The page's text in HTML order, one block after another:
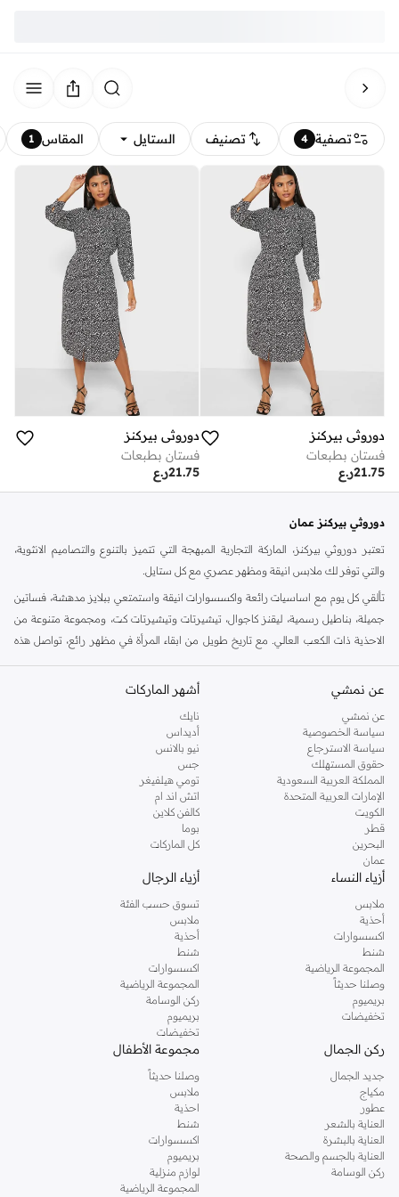
تصفية 4 تصنيف الستايل المقاس 1
دوروثي بيركنز
فستان بطبعات
ر.ع21.75
دوروثي بيركنز
فستان بطبعات
ر.ع21.75
دوروثي بيركنز عمان
تعتبر دوروثي بيركنز، الماركة التجارية المبهجة التي تتميز بالتنوع والتصاميم الانثوية،
والتي توفر لك ملابس انيقة ومظهر عصري مع كل ستايل.
تألقي كل يوم مع اساسيات رائعة واكسسوارات انيقة واستمتعي ببلايز مدهشة، فساتين
جميلة، بناطيل رسمية، ليقنز كاجوال، تيشيرتات وتيشيرتات كت، ومجموعة متنوعة من
الاحذية ذات الكعب العالي. مع تاريخ طويل من ابقاء المرأة في مظهر رائع، تواصل هذه
كنت تقومين بتجديد خزانة ملابسك الملائمة للعمل، البحث عن فستان مثالي للحفلات او
اليه.
تسوقي دوروثي بيركنز اون لاين مسقط
تسوقي دوروثي بيركنز اون لاين من نمشي واستمتعي باكثر من الف ستايل من مجموعة
دوروثي بيركنز الشهيرة. تصفحي المجموعة كاملة في متجر دوروثي بيركنز اون لاين او
استخدمي القائمة لتحديد تجربة تسوق دوروثي بيركنز اون لاين. خدمة التوصيل السريعة
والدعم الاستثنائي يضمن لك تجربة تسوق ممتعة دائما مع نمشي.
عن نمشي
عن نمشي
سياسة الخصوصية
سياسة الاسترجاع
حقوق المستهلك
المملكة العربية السعودية
الإمارات العربية المتحدة
الكويت
قطر
البحرين
عمان
أشهر الماركات
نايك
أديداس
نيو بالانس
جس
تومي هيلفيغر
اتش اند ام
كالفن كلاين
بوما
كل الماركات
أزياء النساء
ملابس
أحذية
اكسسوارات
شنط
المجموعة الرياضية
وصلنا حديثاً
بريميوم
تخفيضات
أزياء الرجال
تسوق حسب الفئة
ملابس
أحذية
شنط
اكسسوارات
المجموعة الرياضية
ركن الوسامة
بريميوم
تخفيضات
ركن الجمال
جديد الجمال
مكياج
عطور
العناية بالشعر
العناية بالبشرة
العناية بالجسم والصحة
ركن الوسامة
مجموعة الأطفال
وصلنا حديثاً
ملابس
احذية
شنط
اكسسوارات
بريميوم
لوازم منزلية
المجموعة الرياضية